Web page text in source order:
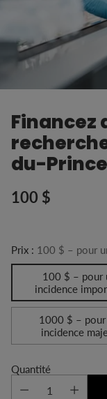
Financez
du-
Prix
100 $
Prix : 100 $ – pour
100 $ – pour
incidence
1000 $ – pour
incidence
Quantité